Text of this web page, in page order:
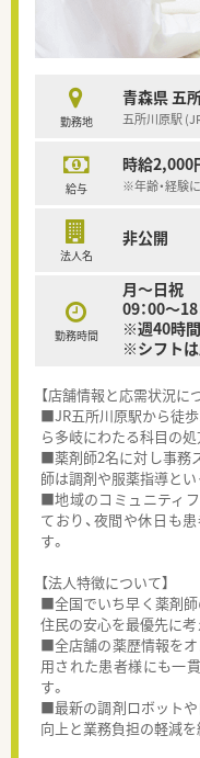
勤務地
青森県 五
五所川原駅
給与
時給2,000
※年齢・経験
法人名
非公開
勤務時間
月～日祝
09：00～18
※週40時
※シフト
【店舗情報と応需状況に
■JR五所川原駅から徒
ら多岐にわたる科目の
■薬剤師2名に対し事務
師は調剤や服薬指導と
■地域のコミュニティ
ており、夜間や休日も
す。
【法人特徴について】
■全国でいち早く薬剤師
住民の安心を最優先に考
■全店舗の薬歴情報をオ
用された患者様にも一
す。
■最新の調剤ロボットや
向上と業務負担の軽減